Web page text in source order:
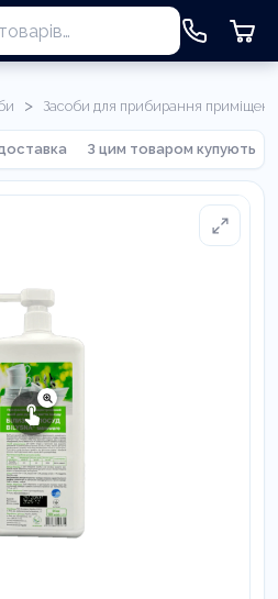
> Засоби для прибирання приміщень
З цим товаром купують